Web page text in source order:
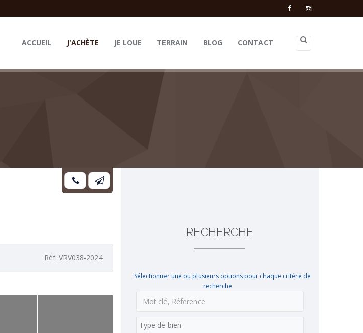
ACCUEIL J'ACHÈTE JE LOUE TERRAIN BLOG CONTACT
Réf: VRV038-2024
RECHERCHE
Sélectionner une ou plusieurs options pour chaque critère de
recherche